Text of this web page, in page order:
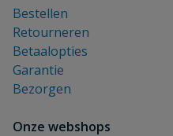
Bestellen
Retourneren
Betaalopties
Garantie
Bezorgen
Onze webshops